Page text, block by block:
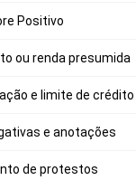
Positivo
ou renda presumida
e limite de crédito
e anotações
de protestos